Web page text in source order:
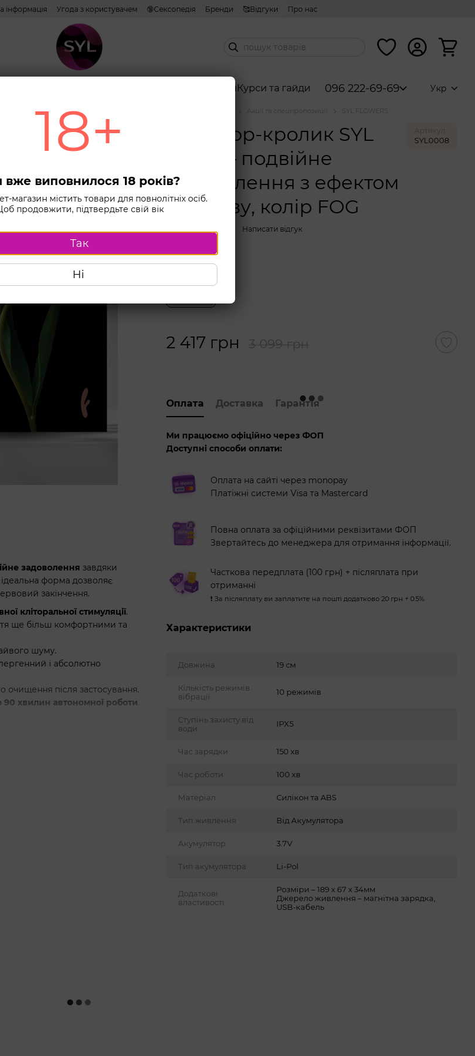
інформація Угода з користувачем 🔞Сексопедія Бренди 🥰Відгуки Про нас
Combo набориКурси та гайди 096 222-69-69 Укр
задоволення завдяки
форма дозволяє
закінчення.
кліторальної стимуляції.
ще більш комфортними та
шуму.
і абсолютно
очищення після застосування.
90 хвилин автономної роботи.
Акції та спецпропозиції SYL FLOWERS
Вібратор-кролик SYL
TULIP – подвійне
задоволення з ефектом
підігріву, колір FOG
Артикул
SYL0008
Написати відгук
2 417 грн 3 099 грн
Оплата Доставка Гарантія
Ми працюємо офіційно через ФОП
Доступні способи оплати:
Оплата на сайті через monopay
Платіжні системи Visa та Mastercard
Повна оплата за офіційними реквізитами ФОП
Звертайтесь до менеджера для отримання інформації.
Часткова передплата (100 грн) + післяплата при
отриманні
❗️ За післяплату ви заплатите на пошті додатково 20 грн + 0.5%
Характеристики
Довжина 19 см
Кількість режимів
вібрації
10 режимів
Ступінь захисту від
води
IPX5
Час зарядки 150 хв
Час роботи 100 хв
Матеріал Силікон та ABS
Тип живлення Від Акумулятора
Акумулятор 3.7V
Тип акумулятора Li-Pol
Додаткові
властивості
Розміри – 189 х 67 х 34мм
Джерело живлення – магнітна зарядка,
USB-кабель
18+
вже виповнилося 18 років?
магазин містить товари для повнолітніх осіб.
продовжити, підтвердьте свій вік
Так
Ні